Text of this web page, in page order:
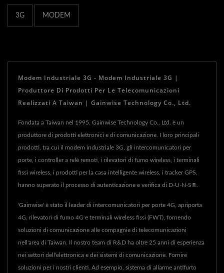
3G MODEM
Modem Industriale 3G - Modem Industriale 3G |
Produttore Di Prodotti Per Le Telecomunicazioni
Realizzati A Taiwan | Gainwise Technology Co., Ltd.
Fondata a Taiwan nel 1995, Gainwise Technology Co., Ltd. è un
produttore di prodotti elettronici e di comunicazione. I loro principali
prodotti, tra cui il modem industriale 3G, gli intercomunicatori per
porte, i controller a relè remoti, i rilevatori di fumo wireless, i terminali
fissi wireless, i prodotti per la casa intelligente wireless, i tracker GPS,
hanno superato il processo di autenticazione e verifica di D-U-N-S®.
'Gainwise' è stato il leader di intercomunicatori per porte 4G, apriporta
4G, rilevatori di fumo 4G e terminali wireless fissi (FWT), fornendo
soluzioni di comunicazione alle compagnie di telecomunicazioni
nell'area di Taiwan. Il nostro team di R&D ha oltre 25 anni di esperienza
nei settori dell'elettronica e dei sistemi di comunicazione. Fornire
soluzioni per i nostri clienti. Ad esempio, sistema di allarme antifurto